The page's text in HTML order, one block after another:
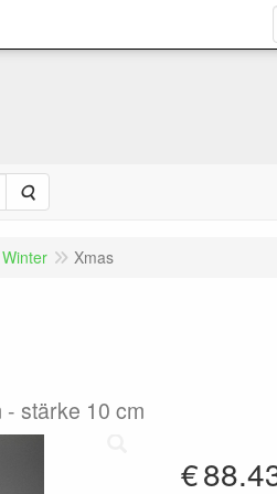
Suche
Winter Xmas
stärke 10 cm
€